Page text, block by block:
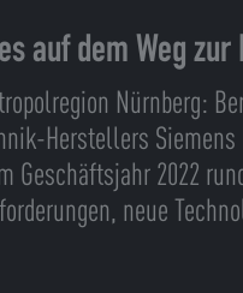
auf dem Weg
Nürnberg:
Herstellers
Geschäftsjahr 2022
neue